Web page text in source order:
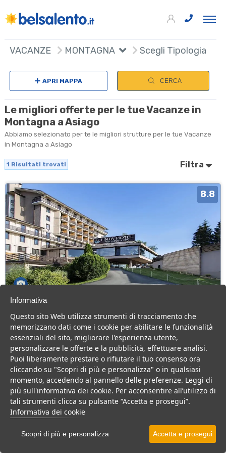
VACANZE MONTAGNA Scegli Tipologia
APRI MAPPA CERCA
Le migliori offerte per le tue Vacanze in
Montagna a Asiago
Abbiamo selezionato per te le migliori strutture per le tue Vacanze
in Montagna a Asiago
1 Risultati trovati Filtra
8.8
Veneto > Asiago
103 Camere
Hotel 4 stelle ad Asiago, con grande Centro Benessere, per una
vacanza confortevole e rilassante.
VEDI SU MAPPA
+
Informativa
Questo sito Web utilizza strumenti di tracciamento che
memorizzano dati come i cookie per abilitare le funzionalità
essenziali del sito, migliorare l'esperienza utente,
personalizzare le offerte e la pubblicità, effettuare analisi.
Puoi liberamente prestare o rifiutare il tuo consenso ora
cliccando su "Scopri di più e personalizza" o in qualsiasi
momento, accedendo al pannello delle preferenze. Leggi di
più sull'informativa dei cookie. Per acconsentire all’utilizzo di
tali strumenti clicca su pulsante “Accetta e prosegui”.
Informativa dei cookie
Scopri di più e personalizza Accetta e prosegui